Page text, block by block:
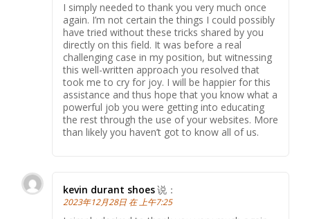
I simply needed to thank you very much once
again. I’m not certain the things I could possibly
have tried without these tricks shared by you
directly on this field. It was before a real
challenging case in my position, but witnessing
this well-written approach you resolved that
took me to cry for joy. I will be happier for this
assistance and thus hope that you know what a
powerful job you were getting into educating
the rest through the use of your websites. More
than likely you haven’t got to know all of us.
kevin durant shoes说：
2023年12月28日 在 上午7:25